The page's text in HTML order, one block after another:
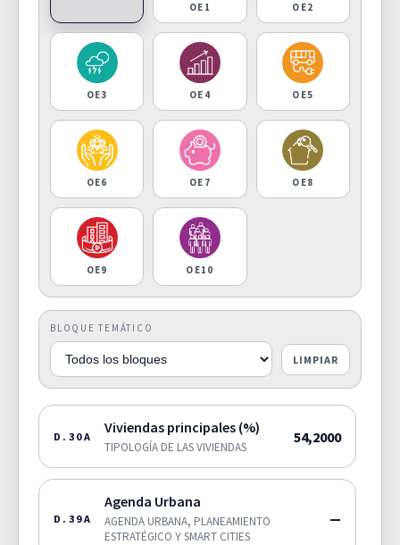
OE1
OE2
OE3 OE4 OE5
OE6 OE7 OE8
OE9 OE10
BLOQUE TEMÁTICO
LIMPIAR
D.30A
Viviendas principales (%)
TIPOLOGÍA DE LAS VIVIENDAS
54,2000
D.39A
Agenda Urbana
AGENDA URBANA, PLANEAMIENTO
ESTRATÉGICO Y SMART CITIES
—